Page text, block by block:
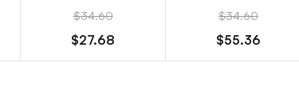
$34.60
$27.68
$34.60
$55.36